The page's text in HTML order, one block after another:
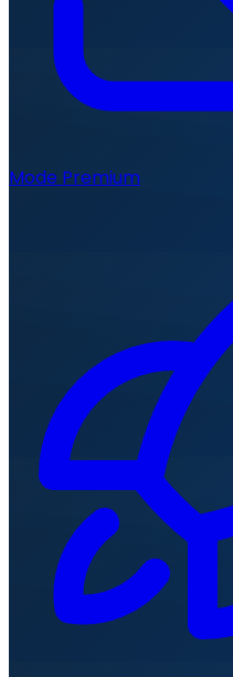
Mode Premium